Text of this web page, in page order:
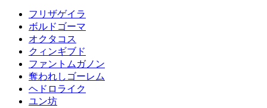
フリザゲイラ
ボルドゴーマ
オクタコス
クィンギブド
ファントムガノン
奪われしゴーレム
ヘドロライク
ユン坊